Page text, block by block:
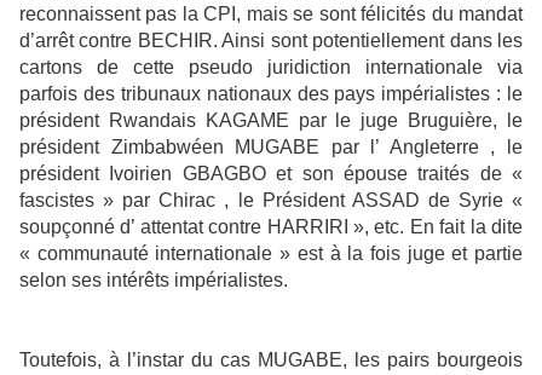
reconnaissent pas la CPI, mais se sont félicités du mandat
d’arrêt contre BECHIR. Ainsi sont potentiellement dans les
cartons de cette pseudo juridiction internationale via
parfois des tribunaux nationaux des pays impérialistes : le
président Rwandais KAGAME par le juge Bruguière, le
président Zimbabwéen MUGABE par l’ Angleterre , le
président Ivoirien GBAGBO et son épouse traités de «
fascistes » par Chirac , le Président ASSAD de Syrie «
soupçonné d’ attentat contre HARRIRI », etc. En fait la dite
« communauté internationale » est à la fois juge et partie
selon ses intérêts impérialistes.
Toutefois, à l’instar du cas MUGABE, les pairs bourgeois